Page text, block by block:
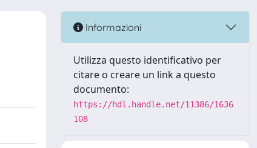
Informazioni
Utilizza questo identificativo per
citare o creare un link a questo
documento:
https://hdl.handle.net/11386/1636
108